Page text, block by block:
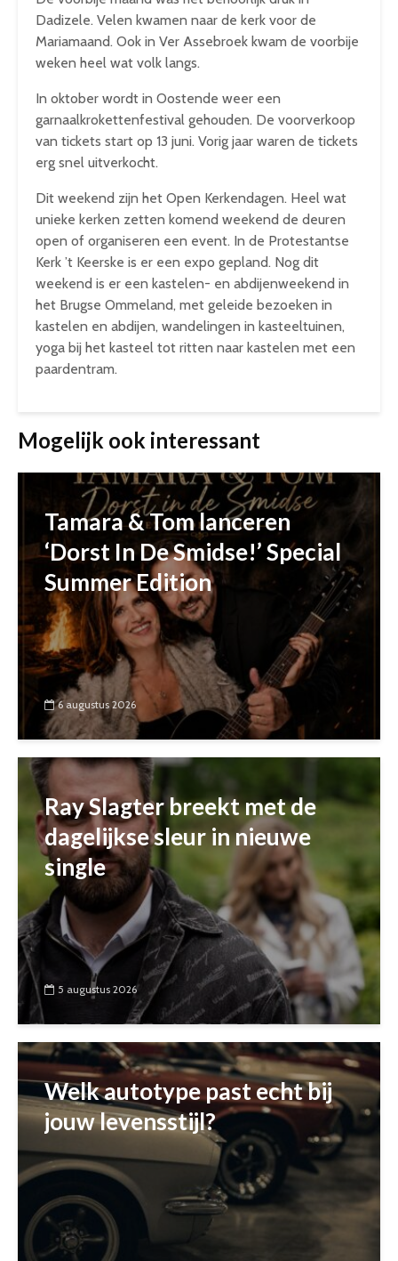
Dadizele. Velen kwamen naar de kerk voor de
Mariamaand. Ook in Ver Assebroek kwam de voorbije
weken heel wat volk langs.
In oktober wordt in Oostende weer een
garnaalkrokettenfestival gehouden. De voorverkoop
van tickets start op 13 juni. Vorig jaar waren de tickets
erg snel uitverkocht.
Dit weekend zijn het Open Kerkendagen. Heel wat
unieke kerken zetten komend weekend de deuren
open of organiseren een event. In de Protestantse
Kerk ’t Keerske is er een expo gepland. Nog dit
weekend is er een kastelen- en abdijenweekend in
het Brugse Ommeland, met geleide bezoeken in
kastelen en abdijen, wandelingen in kasteeltuinen,
yoga bij het kasteel tot ritten naar kastelen met een
paardentram.
Mogelijk ook interessant
Tamara & Tom lanceren
‘Dorst In De Smidse!’ Special
Summer Edition
6 augustus 2026
Ray Slagter breekt met de
dagelijkse sleur in nieuwe
single
5 augustus 2026
Welk autotype past echt bij
jouw levensstijl?